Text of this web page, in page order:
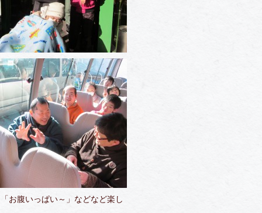
お腹いっぱい～」などなど楽し